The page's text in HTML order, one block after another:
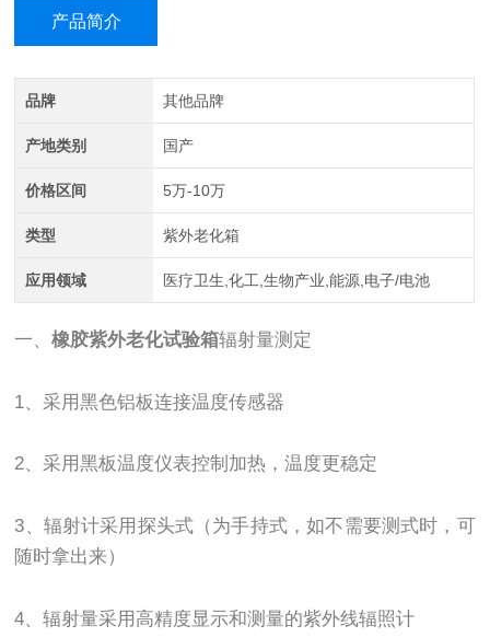
产品简介
品牌 其他品牌
产地类别 国产
价格区间 5万-10万
类型 紫外老化箱
应用领域 医疗卫生,化工,生物产业,能源,电子/电池
一、橡胶紫外老化试验箱辐射量测定
1、采用黑色铝板连接温度传感器
2、采用黑板温度仪表控制加热，温度更稳定
3、辐射计采用探头式（为手持式，如不需要测式时，可
随时拿出来）
4、辐射量采用高精度显示和测量的紫外线辐照计